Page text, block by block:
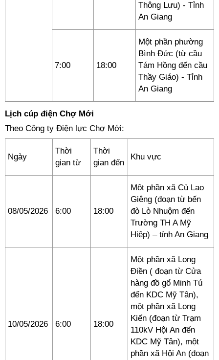
Thông Lưu) - Tỉnh
An Giang
7:00 18:00
Một phần phường
Bình Đức (từ cầu
Tám Hồng đến cầu
Thầy Giáo) - Tỉnh
An Giang
Lịch cúp điện Chợ Mới
Theo Công ty Điện lực Chợ Mới:
Ngày
Thời
gian từ
Thời
gian đến
Khu vực
08/05/2026 6:00 18:00
Một phần xã Cù Lao
Giêng (đoạn từ bến
đò Lò Nhuộm đến
Trường TH A Mỹ
Hiệp) – tỉnh An Giang
10/05/2026 6:00 18:00
Một phần xã Long
Điền ( đoạn từ Cửa
hàng đồ gổ Minh Tú
đến KDC Mỹ Tân),
một phần xã Long
Kiến (đoạn từ Trạm
110kV Hội An đến
KDC Mỹ Tân), một
phần xã Hội An (đoạn